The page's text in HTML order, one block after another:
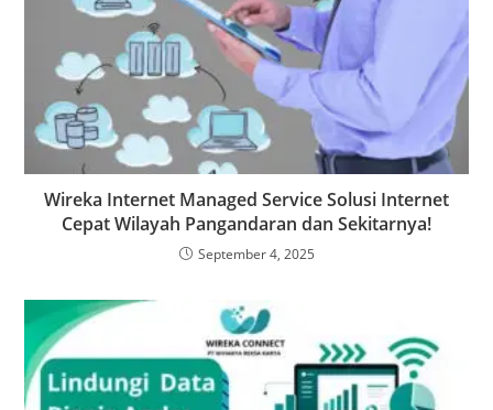
Wireka Internet Managed Service Solusi Internet
Cepat Wilayah Pangandaran dan Sekitarnya!
September 4, 2025